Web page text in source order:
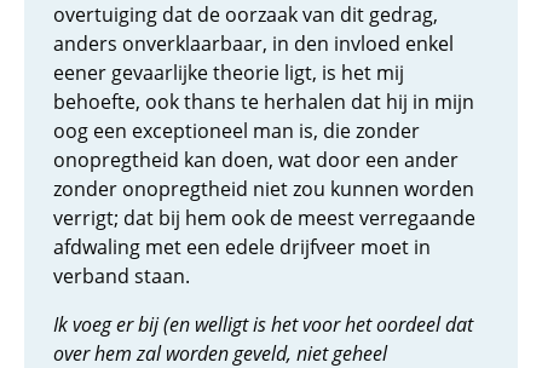
overtuiging dat de oorzaak van dit gedrag,
anders onverklaarbaar, in den invloed enkel
eener gevaarlijke theorie ligt, is het mij
behoefte, ook thans te herhalen dat hij in mijn
oog een exceptioneel man is, die zonder
onopregtheid kan doen, wat door een ander
zonder onopregtheid niet zou kunnen worden
verrigt; dat bij hem ook de meest verregaande
afdwaling met een edele drijfveer moet in
verband staan.
Ik voeg er bij (en welligt is het voor het oordeel dat
over hem zal worden geveld, niet geheel